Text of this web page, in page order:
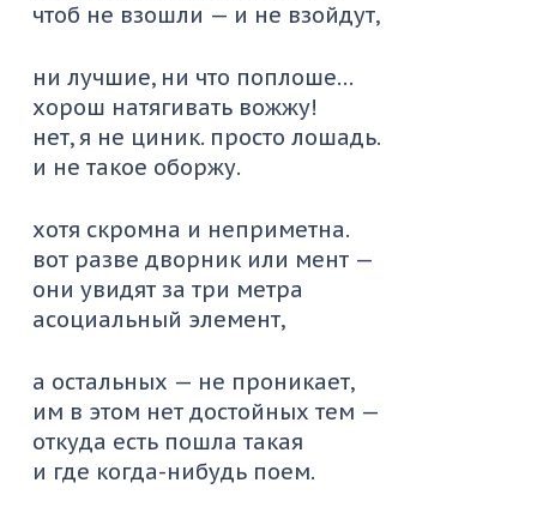
чтоб не взошли — и не взойдут,
ни лучшие, ни что поплоше…
хорош натягивать вожжу!
нет, я не циник. просто лошадь.
и не такое оборжу.
хотя скромна и неприметна.
вот разве дворник или мент —
они увидят за три метра
асоциальный элемент,
а остальных — не проникает,
им в этом нет достойных тем —
откуда есть пошла такая
и где когда-нибудь поем.